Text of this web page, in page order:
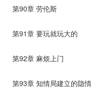
第90章 劳伦斯
第91章 要玩就玩大的
第92章 麻烦上门
第93章 知情局建立的隐情